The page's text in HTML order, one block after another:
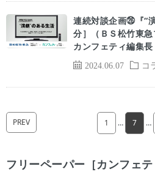
2024.06.07 コ
連続対談企画㉖『“
分］（ＢＳ松竹東
カンフェティ編集長
PREV 1 … 7 …
フリーペーパー［カンフェテ